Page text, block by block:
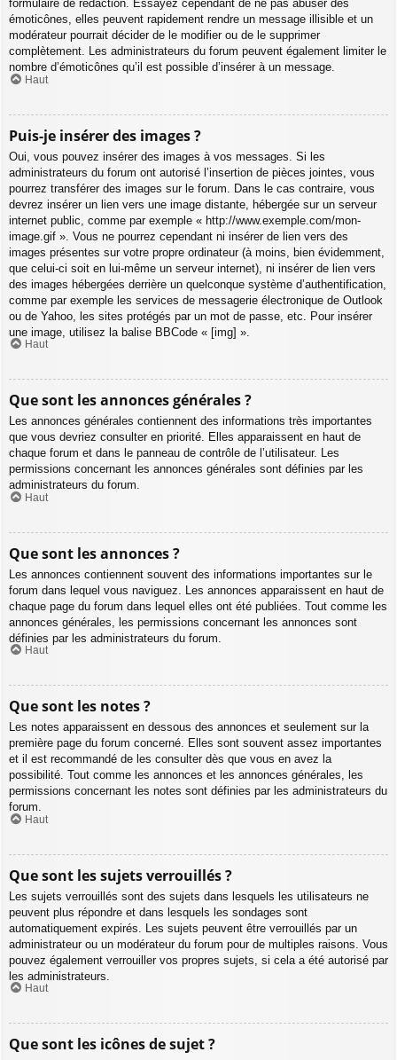
formulaire de rédaction. Essayez cependant de ne pas abuser des
émoticônes, elles peuvent rapidement rendre un message illisible et un
modérateur pourrait décider de le modifier ou de le supprimer
complètement. Les administrateurs du forum peuvent également limiter le
nombre d’émoticônes qu’il est possible d’insérer à un message.
Haut
Puis-je insérer des images ?
Oui, vous pouvez insérer des images à vos messages. Si les
administrateurs du forum ont autorisé l’insertion de pièces jointes, vous
pourrez transférer des images sur le forum. Dans le cas contraire, vous
devrez insérer un lien vers une image distante, hébergée sur un serveur
internet public, comme par exemple « http://www.exemple.com/mon-
image.gif ». Vous ne pourrez cependant ni insérer de lien vers des
images présentes sur votre propre ordinateur (à moins, bien évidemment,
que celui-ci soit en lui-même un serveur internet), ni insérer de lien vers
des images hébergées derrière un quelconque système d’authentification,
comme par exemple les services de messagerie électronique de Outlook
ou de Yahoo, les sites protégés par un mot de passe, etc. Pour insérer
une image, utilisez la balise BBCode « [img] ».
Haut
Que sont les annonces générales ?
Les annonces générales contiennent des informations très importantes
que vous devriez consulter en priorité. Elles apparaissent en haut de
chaque forum et dans le panneau de contrôle de l’utilisateur. Les
permissions concernant les annonces générales sont définies par les
administrateurs du forum.
Haut
Que sont les annonces ?
Les annonces contiennent souvent des informations importantes sur le
forum dans lequel vous naviguez. Les annonces apparaissent en haut de
chaque page du forum dans lequel elles ont été publiées. Tout comme les
annonces générales, les permissions concernant les annonces sont
définies par les administrateurs du forum.
Haut
Que sont les notes ?
Les notes apparaissent en dessous des annonces et seulement sur la
première page du forum concerné. Elles sont souvent assez importantes
et il est recommandé de les consulter dès que vous en avez la
possibilité. Tout comme les annonces et les annonces générales, les
permissions concernant les notes sont définies par les administrateurs du
forum.
Haut
Que sont les sujets verrouillés ?
Les sujets verrouillés sont des sujets dans lesquels les utilisateurs ne
peuvent plus répondre et dans lesquels les sondages sont
automatiquement expirés. Les sujets peuvent être verrouillés par un
administrateur ou un modérateur du forum pour de multiples raisons. Vous
pouvez également verrouiller vos propres sujets, si cela a été autorisé par
les administrateurs.
Haut
Que sont les icônes de sujet ?